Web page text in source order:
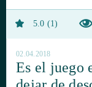
5.0 1
02.04.2018
Es el juego